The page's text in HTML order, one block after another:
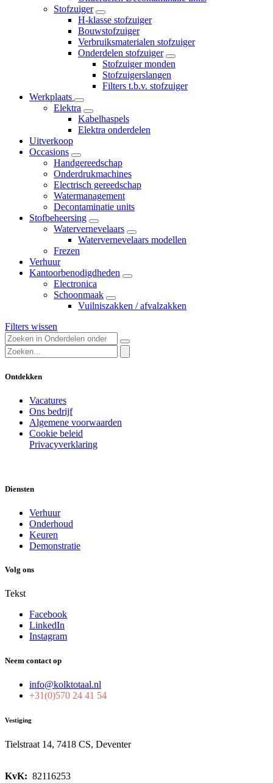
Stofzuiger
H-klasse stofzuiger
Bouwstofzuiger
Verbruiksmaterialen stofzuiger
Onderdelen stofzuiger
Stofzuiger monden
Stofzuigerslangen
Filters t.b.v. stofzuiger
Werkplaats
Elektra
Kabelhaspels
Elektra onderdelen
Uitverkoop
Occasions
Handgereedschap
Onderdrukmachines
Electrisch gereedschap
Watermanagement
Decontaminatie units
Stofbeheersing
Watervernevelaars
Watervernevelaars modellen
Frezen
Verhuur
Kantoorbenodigdheden
Electronica
Schoonmaak
Vuilniszakken / afvalzakken
Filters wissen
Ontdekken
Vacatures
Ons bedrijf
Algemene voorwaarden
Cookie beleid
Privacyverklaring
Diensten
Verhuur
Onderhoud
Keuren
Demonstratie
Volg ons
Tekst
Facebook
LinkedIn
Instagram
Neem contact op
info@kolktotaal.nl
+31(0)570 24 41 54
Vestiging
Tielstraat 14, 7418 CS, Deventer
KvK: 82116253